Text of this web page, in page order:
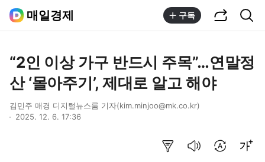
매일경제 구독
“2인 이상 가구 반드시 주목”…연말정
산 ‘몰아주기’, 제대로 알고 해야
김민주 매경 디지털뉴스룸 기자(kim.minjoo@mk.co.kr)
2025. 12. 6. 17:36